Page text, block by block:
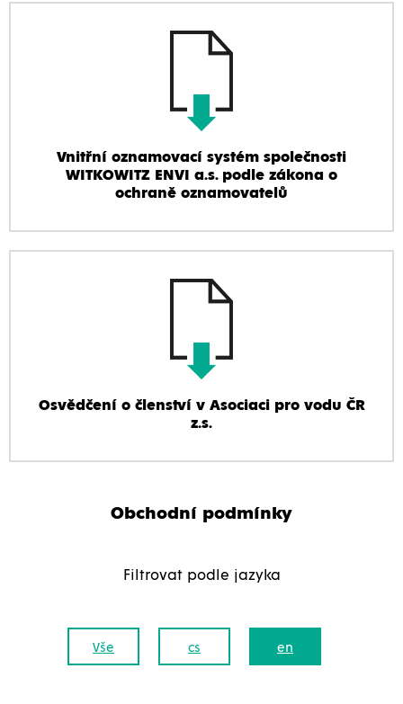
Vnitřní oznamovací systém společnosti
WITKOWITZ ENVI a.s. podle zákona o
ochraně oznamovatelů
Osvědčení o členství v Asociaci pro vodu ČR
z.s.
Obchodní podmínky
Filtrovat podle jazyka
Vše cs en